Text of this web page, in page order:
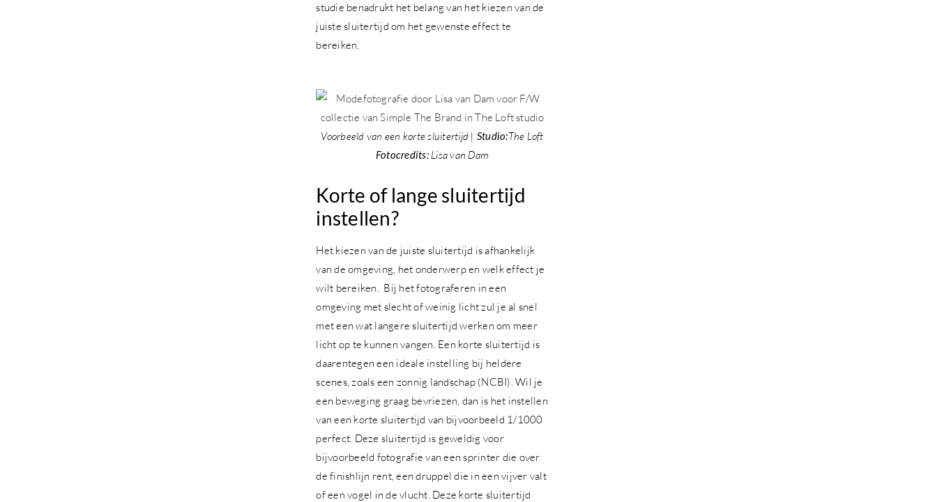
studie benadrukt het belang van het kiezen van de
juiste sluitertijd om het gewenste effect te
bereiken.
Voorbeeld van een korte sluitertijd | Studio:The Loft
Fotocredits:Lisa van Dam
Korte of lange sluitertijd
instellen?
Het kiezen van de juiste sluitertijd is afhankelijk
van de omgeving, het onderwerp en welk effect je
wilt bereiken. Bij het fotograferen in een
omgeving met slecht of weinig licht zul je al snel
met een wat langere sluitertijd werken om meer
licht op te kunnen vangen. Een korte sluitertijd is
daarentegen een ideale instelling bij heldere
scenes, zoals een zonnig landschap (NCBI). Wil je
een beweging graag bevriezen, dan is het instellen
van een korte sluitertijd van bijvoorbeeld 1/1000
perfect. Deze sluitertijd is geweldig voor
bijvoorbeeld fotografie van een sprinter die over
de finishlijn rent, een druppel die in een vijver valt
of een vogel in de vlucht. Deze korte sluitertijd